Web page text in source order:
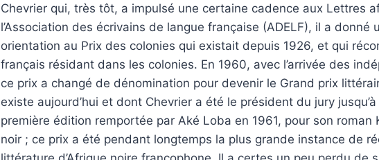
Chevrier qui, très tôt, a impulsé une certaine cadence aux Lettres
l’Association des écrivains de langue française (ADELF), il a donné
orientation au Prix des colonies qui existait depuis 1926, et qui
français résidant dans les colonies. En 1960, avec l’arrivée des
ce prix a changé de dénomination pour devenir le Grand prix
existe aujourd’hui et dont Chevrier a été le président du jury
première édition remportée par Aké Loba en 1961, pour son roman
noir ; ce prix a été pendant longtemps la plus grande instance de